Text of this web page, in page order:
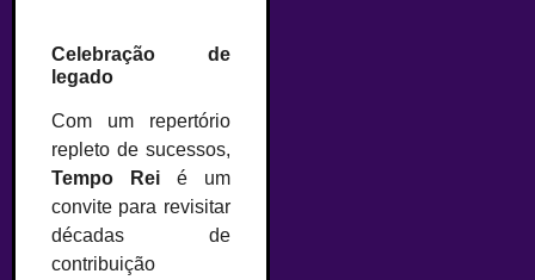
Celebração de
legado
Com um repertório
repleto de sucessos,
Tempo Reié um
convite para revisitar
décadas de
contribuição